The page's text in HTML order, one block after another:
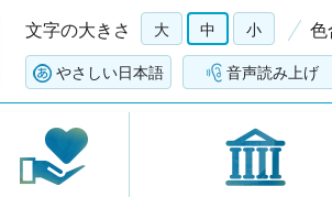
文字の大きさ 大 中 小 色
やさしい日本語 音声読み上げ